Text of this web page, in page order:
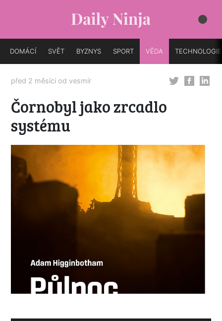
DOMÁCÍ SVĚT BYZNYS SPORT VĚDA TECHNOLOGIE
před 2 měsíci od vesmír
Čornobyl jako zrcadlo
systému